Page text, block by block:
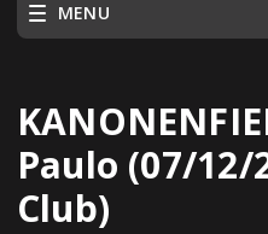
MENU
Paulo (07/12/
Club)